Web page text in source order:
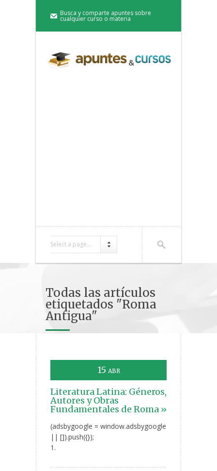
Busca y comparte apuntes sobre
cualquier curso o materia
Select a page...
Todas las artículos
etiquetados "Roma
Antigua"
15 ABR
Literatura Latina: Géneros,
Autores y Obras
Fundamentales de Roma »
(adsbygoogle = window.adsbygoogle
|| []).push({});
1.